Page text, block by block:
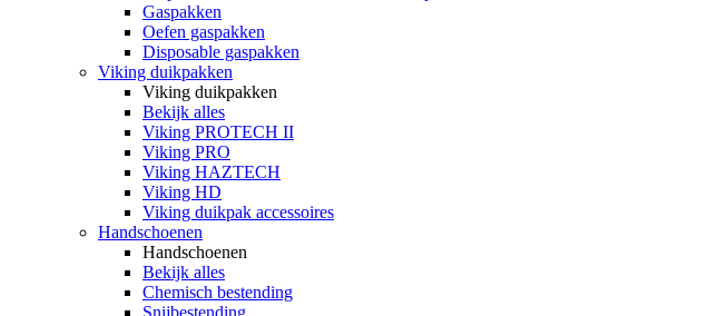
Gaspakken
Oefen gaspakken
Disposable gaspakken
Viking duikpakken
Viking duikpakken
Bekijk alles
Viking PROTECH II
Viking PRO
Viking HAZTECH
Viking HD
Viking duikpak accessoires
Handschoenen
Handschoenen
Bekijk alles
Chemisch bestending
Snijbestending